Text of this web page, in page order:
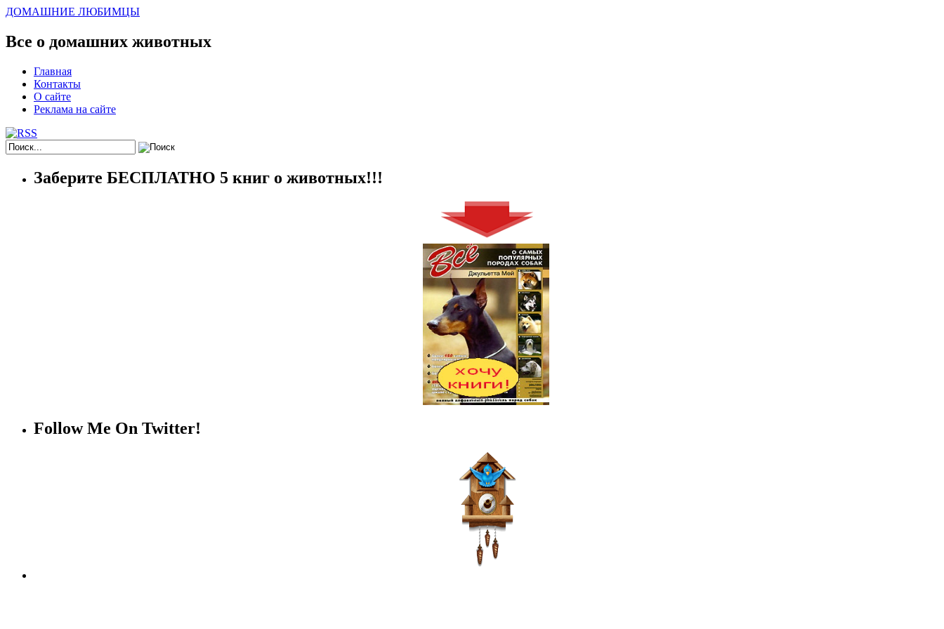
ДОМАШНИЕ ЛЮБИМЦЫ
Все о домашних животных
Главная
Контакты
О сайте
Реклама на сайте
Заберите БЕСПЛАТНО 5 книг о животных!!!
Follow Me On Twitter!